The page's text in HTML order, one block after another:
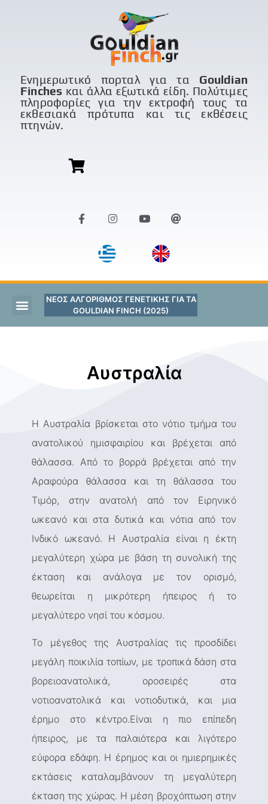
Ενημερωτικό πορταλ για τα Gouldian
Finches και άλλα εξωτικά είδη. Πολύτιμες
πληροφορίες για την εκτροφή τους τα
εκθεσιακά πρότυπα και τις εκθέσεις
πτηνών.
ΝΕΟΣ ΑΛΓΟΡΙΘΜΟΣ ΓΕΝΕΤΙΚΗΣ ΓΙΑ ΤΑ
GOULDIAN FINCH (2025)
Αυστραλία
Η Αυστραλία βρίσκεται στο νότιο τμήμα του
ανατολικού ημισφαιρίου και βρέχεται από
θάλασσα. Από το βορρά βρέχεται από την
Αραφούρα θάλασσα και τη θάλασσα του
Τιμόρ, στην ανατολή από τον Ειρηνικό
ωκεανό και στα δυτικά και νότια από τον
Ινδικό ωκεανό. Η Αυστραλία είναι η έκτη
μεγαλύτερη χώρα με βάση τη συνολική της
έκταση και ανάλογα με τον ορισμό,
θεωρείται η μικρότερη ήπειρος ή το
μεγαλύτερο νησί του κόσμου.
Το μέγεθος της Αυστραλίας τις προσδίδει
μεγάλη ποικιλία τοπίων, με τροπικά δάση στα
βορειοανατολικά, οροσειρές στα
νοτιοανατολικά και νοτιοδυτικά, και μια
έρημο στο κέντρο.Είναι η πιο επίπεδη
ήπειρος, με τα παλαιότερα και λιγότερο
εύφορα εδάφη. Η έρημος και οι ημιερημικές
εκτάσεις καταλαμβάνουν τη μεγαλύτερη
έκταση της χώρας. Η μέση βροχόπτωση στην